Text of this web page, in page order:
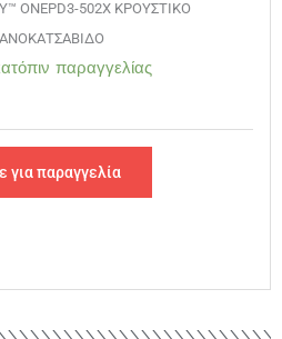
ONEPD3-502X ΚΡΟΥΣΤΙΚΟ
παραγγελίας
για παραγγελία